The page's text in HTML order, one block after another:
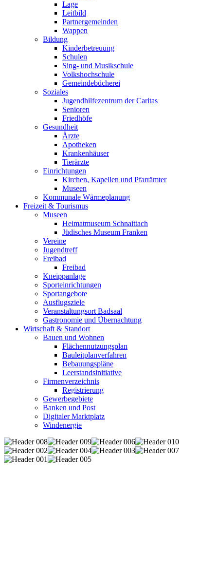
Lage
Leitbild
Partnergemeinden
Wappen
Bildung
Kinderbetreuung
Schulen
Sing- und Musikschule
Volkshochschule
Gemeindebücherei
Soziales
Jugendhilfezentrum der Caritas
Senioren
Friedhöfe
Gesundheit
Ärzte
Apotheken
Krankenhäuser
Tierärzte
Einrichtungen
Kirchen, Kapellen und Pfarrämter
Museen
Kommunale Wärmeplanung
Freizeit & Tourismus
Museen
Heimatmuseum Schnaittach
Jüdisches Museum Franken
Vereine
Jugendtreff
Freibad
Freibad
Kneippanlage
Sporteinrichtungen
Sportangebote
Ausflugsziele
Veranstaltungsort Badsaal
Gastronomie und Übernachtung
Wirtschaft & Standort
Bauen und Wohnen
Flächennutzungsplan
Bauleitplanverfahren
Bebauungspläne
Leerstandsinitiative
Firmenverzeichnis
Registrierung
Gewerbegebiete
Banken und Post
Digitaler Marktplatz
Windenergie